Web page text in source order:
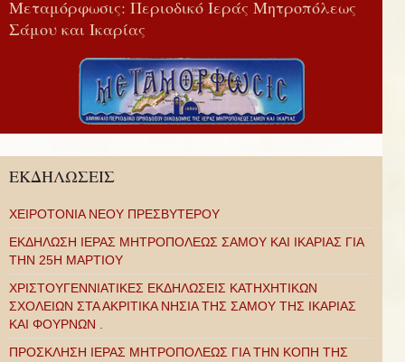
Μεταμόρφωσις: Περιοδικό Ιεράς Μητροπόλεως
Σάμου και Ικαρίας
ΕΚΔΗΛΩΣΕΙΣ
ΧΕΙΡΟΤΟΝΙΑ ΝΕΟΥ ΠΡΕΣΒΥΤΕΡΟΥ
ΕΚΔΗΛΩΣΗ ΙΕΡΑΣ ΜΗΤΡΟΠΟΛΕΩΣ ΣΑΜΟΥ ΚΑΙ ΙΚΑΡΙΑΣ ΓΙΑ
ΤΗΝ 25Η ΜΑΡΤΙΟΥ
ΧΡΙΣΤΟΥΓΕΝΝΙΑΤΙΚΕΣ ΕΚΔΗΛΩΣΕΙΣ ΚΑΤΗΧΗΤΙΚΩΝ
ΣΧΟΛΕΙΩΝ ΣΤΑ ΑΚΡΙΤΙΚΑ ΝΗΣΙΑ ΤΗΣ ΣΑΜΟΥ ΤΗΣ ΙΚΑΡΙΑΣ
ΚΑΙ ΦΟΥΡΝΩΝ .
ΠΡΟΣΚΛΗΣΗ ΙΕΡΑΣ ΜΗΤΡΟΠΟΛΕΩΣ ΓΙΑ ΤΗΝ ΚΟΠΗ ΤΗΣ